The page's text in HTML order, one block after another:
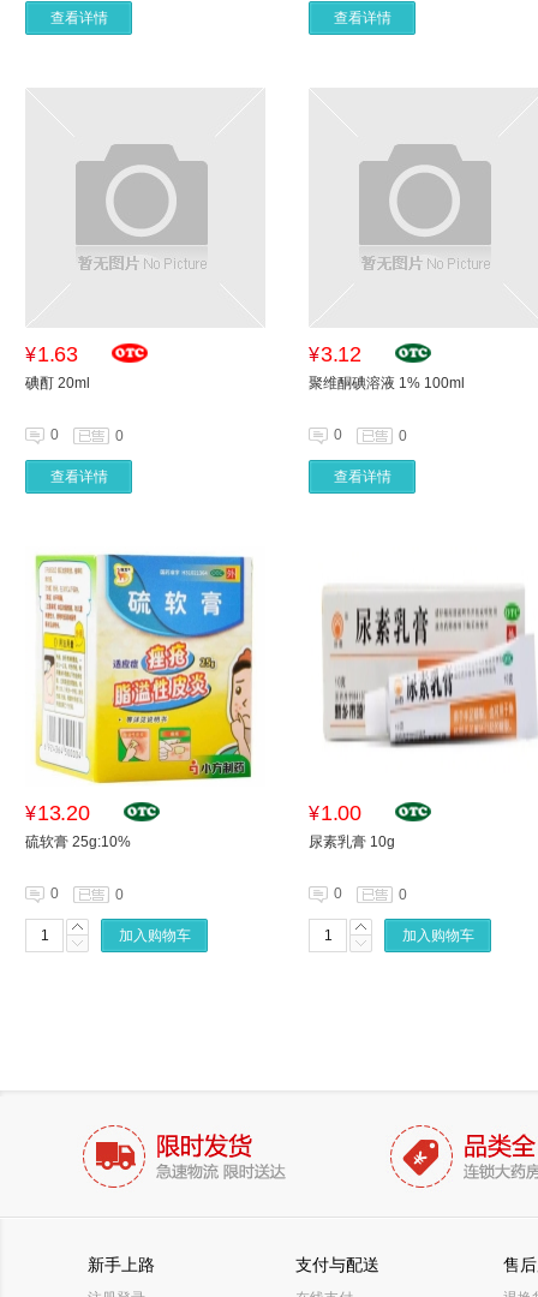
查看详情 查看详情
¥1.63
碘酊 20ml
0 0
查看详情
¥3.12
聚维酮碘溶液 1% 100ml
0 0
查看详情
¥13.20
硫软膏 25g:10%
0 0
加入购物车
¥1.00
尿素乳膏 10g
0 0
加入购物车
新手上路 支付与配送 售